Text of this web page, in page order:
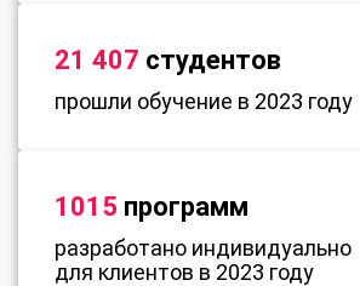
21 407 студентов
прошли обучение в 2023 году
1015 программ
разработано индивидуально
для клиентов в 2023 году